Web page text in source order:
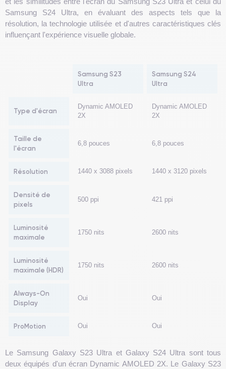
Samsung S24 Ultra, en évaluant des aspects tels que la
résolution, la technologie utilisée et d'autres caractéristiques clés
influençant l'expérience visuelle globale.
Samsung S23
Ultra
Samsung S24
Ultra
Type d'écran
Dynamic AMOLED
2X
Dynamic AMOLED
2X
Taille de
l'écran
6,8 pouces 6,8 pouces
Résolution 1440 x 3088 pixels 1440 x 3120 pixels
Densité de
pixels
500 ppi 421 ppi
Luminosité
maximale
1750 nits 2600 nits
Luminosité
maximale (HDR)
1750 nits 2600 nits
Always-On
Display
Oui Oui
ProMotion Oui Oui
Le Samsung Galaxy S23 Ultra et Galaxy S24 Ultra sont tous
deux équipés d'un écran Dynamic AMOLED 2X. Le Galaxy S23